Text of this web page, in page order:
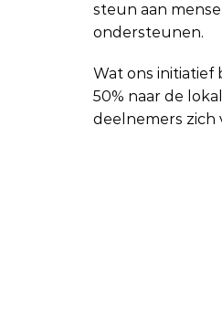
steun aan
ondersteunen.
Wat ons initiatief
50% naar de
deelnemers zich